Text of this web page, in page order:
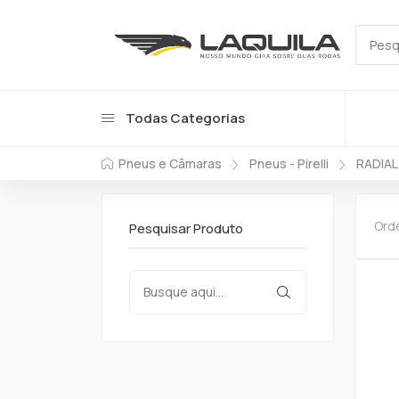
Todas Categorias
Pneus e Câmaras Pneus - Pirelli
Pesquisar Produto